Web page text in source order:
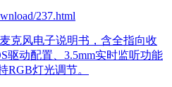
237.html
克风电子说明书，含全指向收
驱动配置、3.5mm实时监听功能
RGB灯光调节。